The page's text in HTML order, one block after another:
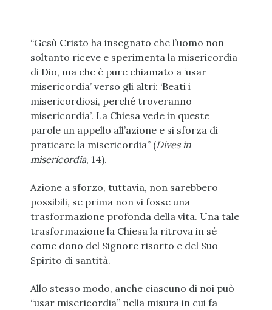
“Gesù Cristo ha insegnato che l’uomo non
soltanto riceve e sperimenta la misericordia
di Dio, ma che è pure chiamato a ‘usar
misericordia’ verso gli altri: ‘Beati i
misericordiosi, perché troveranno
misericordia’. La Chiesa vede in queste
parole un appello all’azione e si sforza di
praticare la misericordia” (Dives in
misericordia, 14).
Azione a sforzo, tuttavia, non sarebbero
possibili, se prima non vi fosse una
trasformazione profonda della vita. Una tale
trasformazione la Chiesa la ritrova in sé
come dono del Signore risorto e del Suo
Spirito di santità.
Allo stesso modo, anche ciascuno di noi può
“usar misericordia” nella misura in cui fa